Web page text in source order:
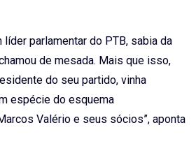
líder parlamentar do PTB, sabia da
de mesada. Mais que isso,
do seu partido, vinha
espécie do esquema
Valério e seus sócios”, aponta